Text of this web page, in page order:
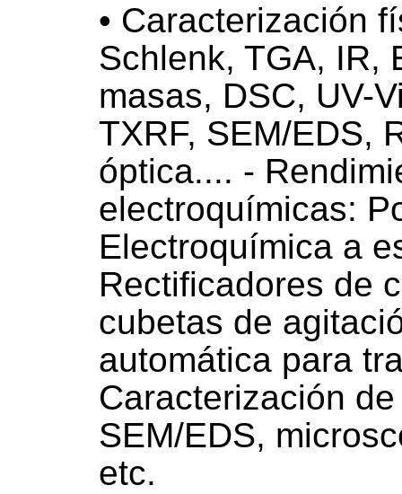
• Caracterización
Schlenk, TGA, IR,
masas, DSC, UV-
TXRF, SEM/EDS,
óptica.... -
electroquímicas:
Electroquímica a
Rectificadores de
cubetas de
automática para
Caracterización
SEM/EDS,
etc.